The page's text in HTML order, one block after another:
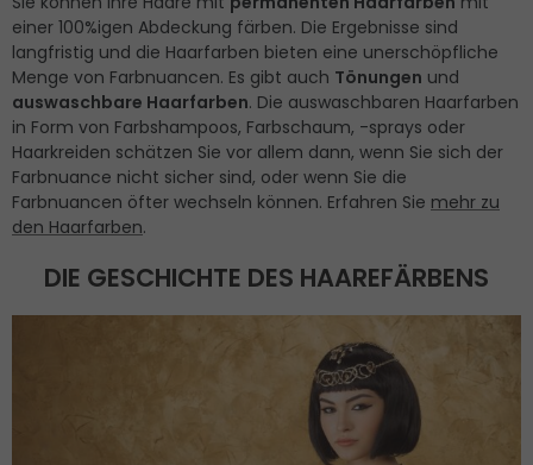
einer 100%igen Abdeckung färben. Die Ergebnisse sind
langfristig und die Haarfarben bieten eine unerschöpfliche
Menge von Farbnuancen. Es gibt auch Tönungen und
auswaschbare Haarfarben. Die auswaschbaren Haarfarben
in Form von Farbshampoos, Farbschaum, -sprays oder
Haarkreiden schätzen Sie vor allem dann, wenn Sie sich der
Farbnuance nicht sicher sind, oder wenn Sie die
Farbnuancen öfter wechseln können. Erfahren Sie mehr zu
den Haarfarben.
DIE GESCHICHTE DES HAAREFÄRBENS